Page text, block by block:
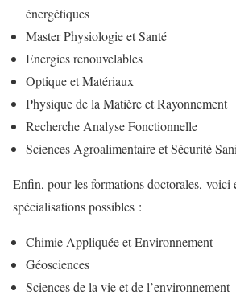
énergétiques
Master Physiologie et Santé
Energies renouvelables
Optique et Matériaux
Physique de la Matière et Rayonnement
Recherche Analyse Fonctionnelle
Sciences Agroalimentaire et Sécurité
Enfin, pour les formations doctorales, voici
spécialisations possibles :
Chimie Appliquée et Environnement
Géosciences
Sciences de la vie et de l’environnement